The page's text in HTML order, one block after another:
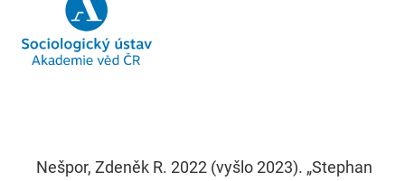
Nešpor, Zdeněk R. 2022 (vyšlo 2023). „Stephan